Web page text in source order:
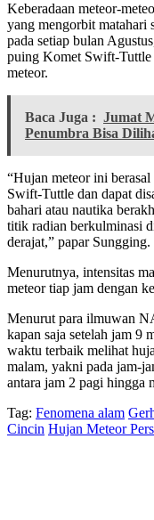
Keberadaan meteor-
yang mengorbit matahari
pada setiap bulan
puing Komet Swift-Tuttle
meteor.
Baca Juga : Jumat
Penumbra Bisa
“Hujan meteor ini
Swift-Tuttle dan dapat
bahari atau nautika
titik radian berkulminasi
derajat,” papar Sungging.
Menurutnya, intensitas
meteor tiap jam dengan
Menurut para ilmuwan
kapan saja setelah jam 9
waktu terbaik melihat
malam, yakni pada jam-
antara jam 2 pagi hingga
Tag: Fenomena alam
Cincin Hujan Meteor